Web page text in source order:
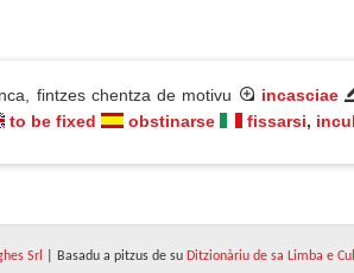
fintzes chentza de motivu incasciae
to be fixed obstinarse fissarsi,
Srl | Basadu a pitzus de su Ditzionàriu de sa Limba e